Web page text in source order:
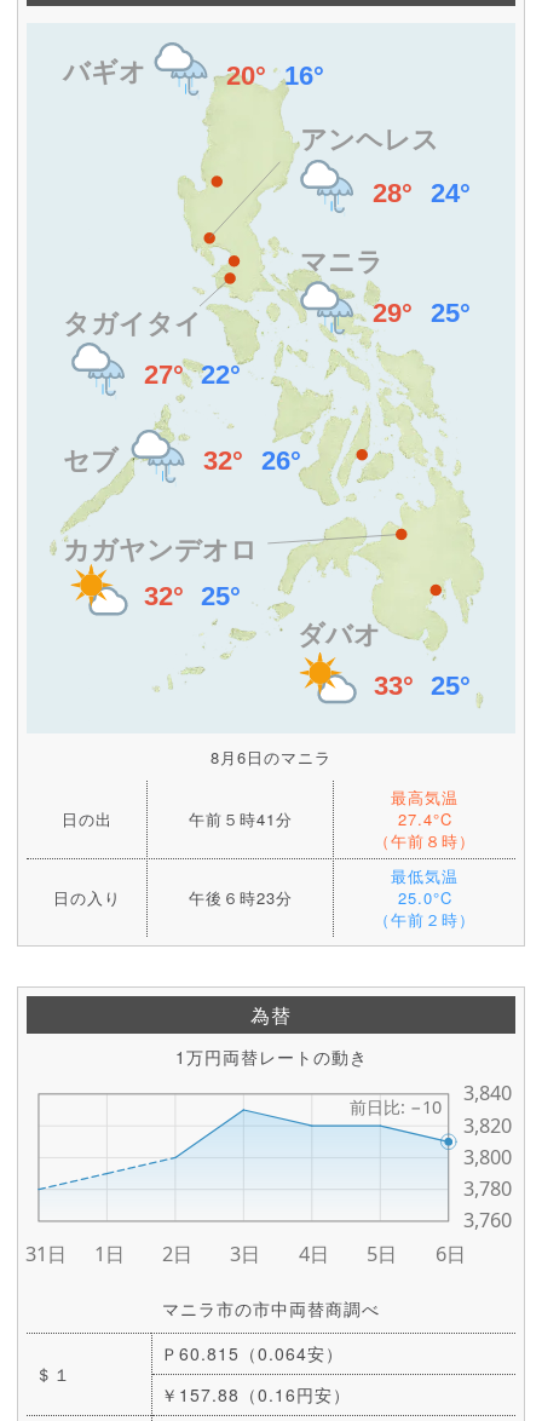
8月6日のマニラ
日の出 午前５時41分
最高気温
27.4°C
（午前８時）
日の入り 午後６時23分
最低気温
25.0°C
（午前２時）
為替
1万円両替レートの動き
マニラ市の市中両替商調べ
＄１
Ｐ60.815（0.064安）
￥157.88（0.16円安）